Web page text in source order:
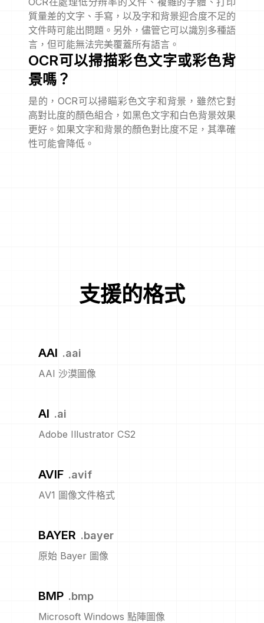
質量差的文字、手寫，以及字和背景迎合度不足的
文件時可能出問題。另外，儘管它可以識別多種語
言，但可能無法完美覆蓋所有語言。
OCR可以掃描彩色文字或彩色背
景嗎？
是的，OCR可以掃瞄彩色文字和背景，雖然它對
高對比度的顏色組合，如黑色文字和白色背景效果
更好。如果文字和背景的顏色對比度不足，其準確
性可能會降低。
支援的格式
AAI .aai
AAI 沙漠圖像
AI .ai
Adobe Illustrator CS2
AVIF .avif
AV1 圖像文件格式
BAYER .bayer
原始 Bayer 圖像
BMP .bmp
Microsoft Windows 點陣圖像